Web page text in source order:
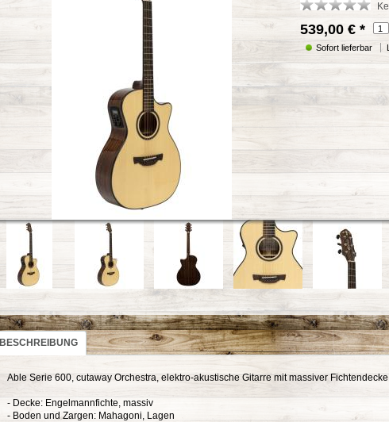
539,00 € *
Sofort lieferbar
BESCHREIBUNG
Able Serie 600, cutaway Orchestra, elektro-akustische Gitarre mit massiver Fichtendecke
- Decke: Engelmannfichte, massiv
- Boden und Zargen: Mahagoni, Lagen